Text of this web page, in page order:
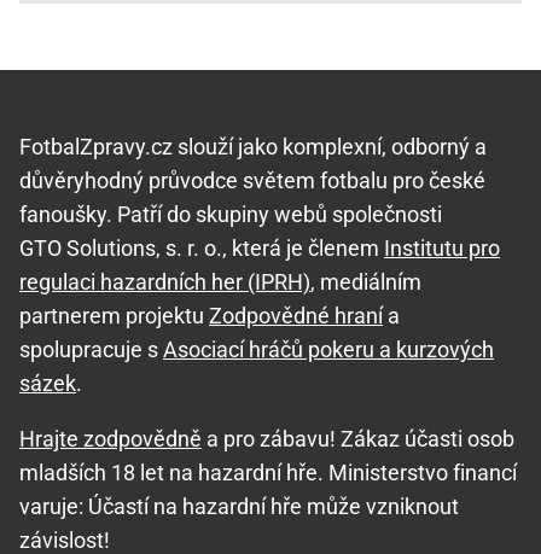
FotbalZpravy.cz slouží jako komplexní, odborný a
důvěryhodný průvodce světem fotbalu pro české
fanoušky. Patří do skupiny webů společnosti
GTO Solutions, s. r. o., která je členem Institutu pro
regulaci hazardních her (IPRH), mediálním
partnerem projektu Zodpovědné hranía
spolupracuje sAsociací hráčů pokeru a kurzových
sázek.
Hrajte zodpovědně a pro zábavu! Zákaz účasti osob
mladších 18 let na hazardní hře. Ministerstvo financí
varuje: Účastí na hazardní hře může vzniknout
závislost!